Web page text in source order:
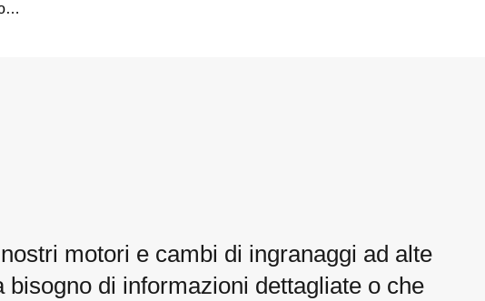
motori e cambi di ingranaggi ad alte
di informazioni dettagliate o che